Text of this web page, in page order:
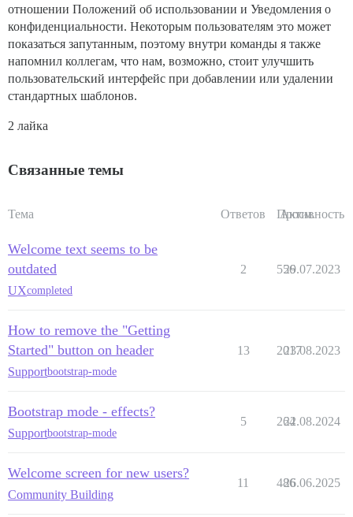
отношении Положений об использовании и Уведомления о
конфиденциальности. Некоторым пользователям это может
показаться запутанным, поэтому внутри команды я также
напомнил коллегам, что нам, возможно, стоит улучшить
пользовательский интерфейс при добавлении или удалении
стандартных шаблонов.
2 лайка
Связанные темы
Тема Ответов Просм.
Активность
Welcome text seems to be
outdated
UXcompleted
2 556
29.07.2023
How to remove the "Getting
Started" button on header
Supportbootstrap-mode
13 2017
23.08.2023
Bootstrap mode - effects?
Supportbootstrap-mode
5 264
22.08.2024
Welcome screen for new users?
Community Building
11 486
26.06.2025